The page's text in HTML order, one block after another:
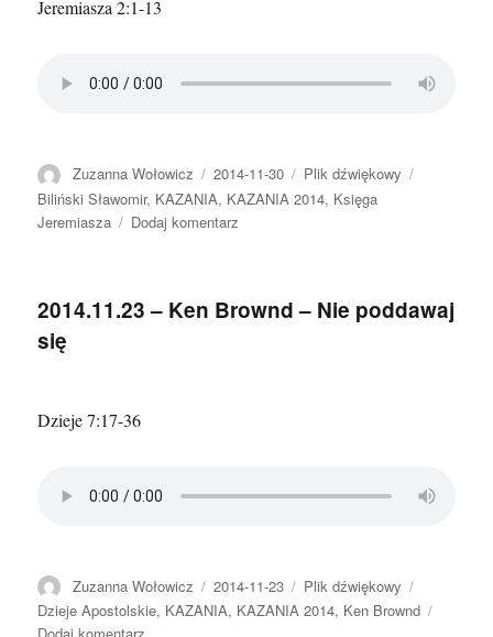
Jeremiasza 2:1-13
Autor
Zuzanna Wołowicz
Data
publikacji
2014-11-30 Format
Plik dźwiękowy
Biliński Sławomir, KAZANIA, KAZANIA 2014, Księga
Jeremiasza
Dodaj komentarz
Biliński
2014.11.23 – Ken Brownd – Nie poddawaj
się
Dzieje 7:17-36
Autor
Zuzanna Wołowicz
Data
publikacji
2014-11-23 Format
Plik dźwiękowy
Dzieje Apostolskie, KAZANIA, KAZANIA 2014, Ken Brownd
Dodaj komentarz